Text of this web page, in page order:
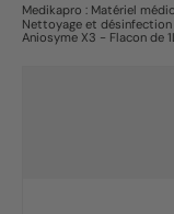
Medikapro : Matériel
Nettoyage et
Aniosyme X3 - Flacon de